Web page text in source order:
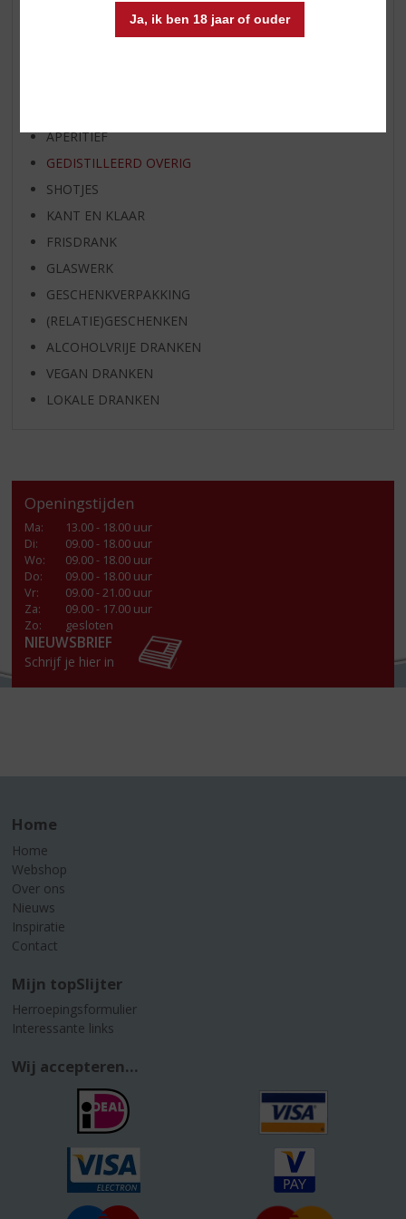
Ja, ik ben 18 jaar of ouder
SPIRIT VAN DE MAAND
EXCLUSIEF TOPSLIJTER
APERITIEF
GEDISTILLEERD OVERIG
SHOTJES
KANT EN KLAAR
FRISDRANK
GLASWERK
GESCHENKVERPAKKING
(RELATIE)GESCHENKEN
ALCOHOLVRIJE DRANKEN
VEGAN DRANKEN
LOKALE DRANKEN
Openingstijden
Ma:
13.00 - 18.00 uur
Di:
09.00 - 18.00 uur
Wo:
09.00 - 18.00 uur
Do:
09.00 - 18.00 uur
Vr:
09.00 - 21.00 uur
Za:
09.00 - 17.00 uur
Zo:
gesloten
NIEUWSBRIEF
Schrijf je hier in
Home
Home
Webshop
Over ons
Nieuws
Inspiratie
Contact
Mijn topSlijter
Herroepingsformulier
Interessante links
Wij accepteren...